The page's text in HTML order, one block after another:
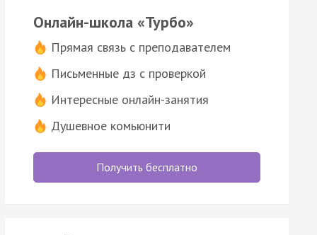
Онлайн-школа «Турбо»
Прямая связь с преподавателем
Письменные дз с проверкой
Интересные онлайн-занятия
Душевное комьюнити
Получить бесплатно